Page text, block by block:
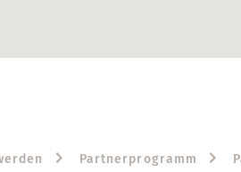
Partnerprogramm